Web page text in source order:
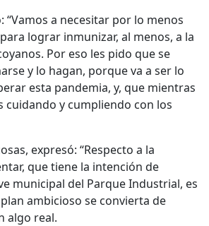
“Vamos a necesitar por lo menos
lograr inmunizar, al menos, a la
Por eso les pido que se
y lo hagan, porque va a ser lo
esta pandemia, y, que mientras
cuidando y cumpliendo con los
expresó: “Respecto a la
que tiene la intención de
municipal del Parque Industrial, es
ambicioso se convierta de
algo real.